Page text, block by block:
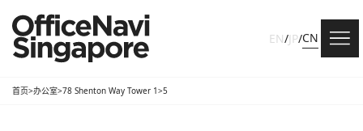
EN/JP/CN
首页>办公室>78 Shenton Way Tower 1>5